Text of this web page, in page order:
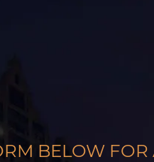
BELOW FOR